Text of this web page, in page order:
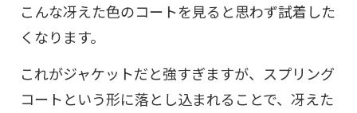
こんな冴えた色のコートを見ると思わず試着した
くなります。
これがジャケットだと強すぎますが、スプリング
コートという形に落とし込まれることで、冴えた